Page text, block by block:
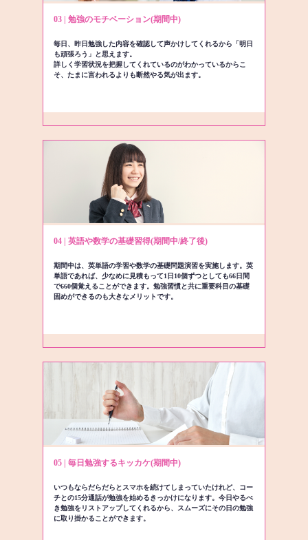
03 | 勉強のモチベーション(期間中)
毎日、昨日勉強した内容を確認して声かけしてくれるから「明日
も頑張ろう」と思えます。
詳しく学習状況を把握してくれているのがわかっているからこ
そ、たまに言われるよりも断然やる気が出ます。
04 | 英語や数学の基礎習得(期間中/終了後)
期間中は、英単語の学習や数学の基礎問題演習を実施します。英
単語であれば、少なめに見積もって1日10個ずつとしても66日間
で660個覚えることができます。勉強習慣と共に重要科目の基礎
固めができるのも大きなメリットです。
05 | 毎日勉強するキッカケ(期間中)
いつもならだらだらとスマホを続けてしまっていたけれど、コー
チとの15分通話が勉強を始めるきっかけになります。今日やるべ
き勉強をリストアップしてくれるから、スムーズにその日の勉強
に取り掛かることができます。